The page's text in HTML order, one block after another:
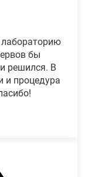
бы
решился. В
и процедура